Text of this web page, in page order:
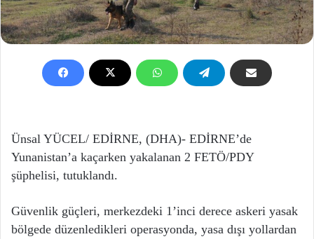
Ünsal YÜCEL/ EDİRNE, (DHA)- EDİRNE’de
Yunanistan’a kaçarken yakalanan 2 FETÖ/PDY
şüphelisi, tutuklandı.
Güvenlik güçleri, merkezdeki 1’inci derece askeri yasak
bölgede düzenledikleri operasyonda, yasa dışı yollardan